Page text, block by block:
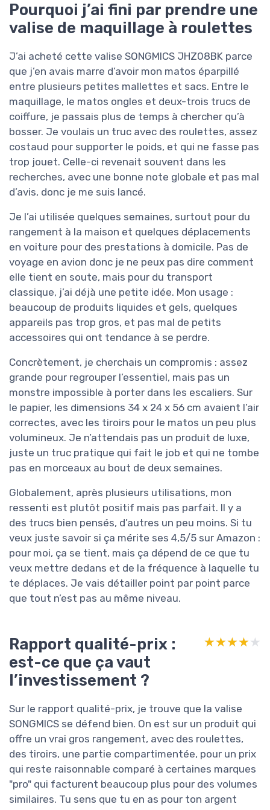
Pourquoi j’ai fini par prendre une
valise de maquillage à roulettes
J’ai acheté cette valise SONGMICS JHZ08BK parce
que j’en avais marre d’avoir mon matos éparpillé
entre plusieurs petites mallettes et sacs. Entre le
maquillage, le matos ongles et deux-trois trucs de
coiffure, je passais plus de temps à chercher qu’à
bosser. Je voulais un truc avec des roulettes, assez
costaud pour supporter le poids, et qui ne fasse pas
trop jouet. Celle-ci revenait souvent dans les
recherches, avec une bonne note globale et pas mal
d’avis, donc je me suis lancé.
Je l’ai utilisée quelques semaines, surtout pour du
rangement à la maison et quelques déplacements
en voiture pour des prestations à domicile. Pas de
voyage en avion donc je ne peux pas dire comment
elle tient en soute, mais pour du transport
classique, j’ai déjà une petite idée. Mon usage :
beaucoup de produits liquides et gels, quelques
appareils pas trop gros, et pas mal de petits
accessoires qui ont tendance à se perdre.
Concrètement, je cherchais un compromis : assez
grande pour regrouper l’essentiel, mais pas un
monstre impossible à porter dans les escaliers. Sur
le papier, les dimensions 34 x 24 x 56 cm avaient l’air
correctes, avec les tiroirs pour le matos un peu plus
volumineux. Je n’attendais pas un produit de luxe,
juste un truc pratique qui fait le job et qui ne tombe
pas en morceaux au bout de deux semaines.
Globalement, après plusieurs utilisations, mon
ressenti est plutôt positif mais pas parfait. Il y a
des trucs bien pensés, d’autres un peu moins. Si tu
veux juste savoir si ça mérite ses 4,5/5 sur Amazon :
pour moi, ça se tient, mais ça dépend de ce que tu
veux mettre dedans et de la fréquence à laquelle tu
te déplaces. Je vais détailler point par point parce
que tout n’est pas au même niveau.
Rapport qualité-prix :
est-ce que ça vaut
l’investissement ?
★★★★★
★★★★★
Sur le rapport qualité-prix, je trouve que la valise
SONGMICS se défend bien. On est sur un produit qui
offre un vrai gros rangement, avec des roulettes,
des tiroirs, une partie compartimentée, pour un prix
qui reste raisonnable comparé à certaines marques
"pro" qui facturent beaucoup plus pour des volumes
similaires. Tu sens que tu en as pour ton argent